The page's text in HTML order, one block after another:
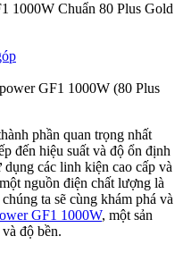
1000W Chuẩn 80 Plus Gold
GF1 1000W (80 Plus
phần quan trọng nhất
đến hiệu suất và độ ổn định
các linh kiện cao cấp và
nguồn điện chất lượng là
ta sẽ cùng khám phá và
GF1 1000W, một sản
độ bền.